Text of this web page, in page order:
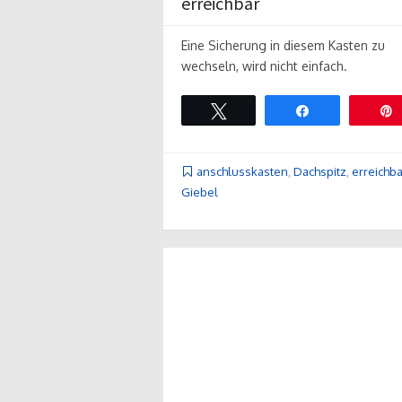
Eine Sicherung in diesem Kasten zu
wechseln, wird nicht einfach.
anschlusskasten Dachspitz
Giebel